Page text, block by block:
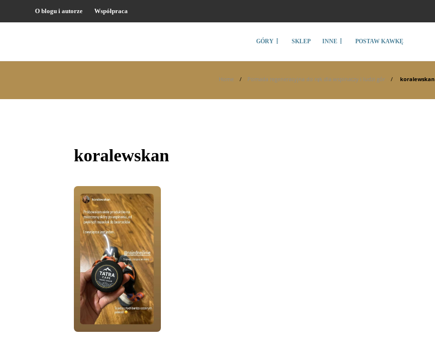
O blogu i autorze Współpraca
GÓRY SKLEP INNE POSTAW KAWKĘ
Home Pomada regeneracyjna do rąk dla wspinaczy i ludzi gór koralewskan
koralewskan